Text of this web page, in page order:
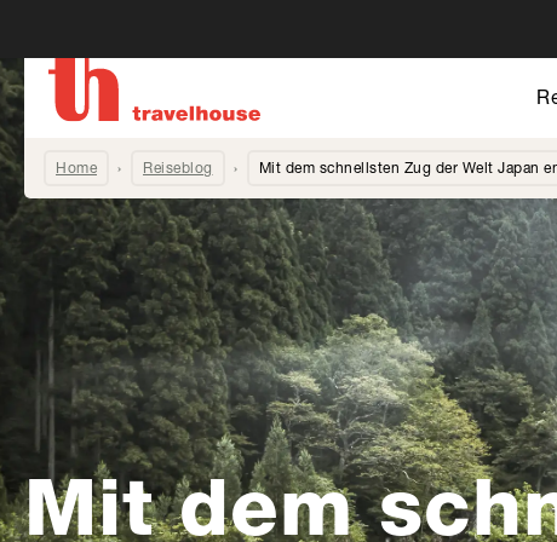
Home Reiseblog Mit dem schnellsten Zug der Welt Japan
Mit dem